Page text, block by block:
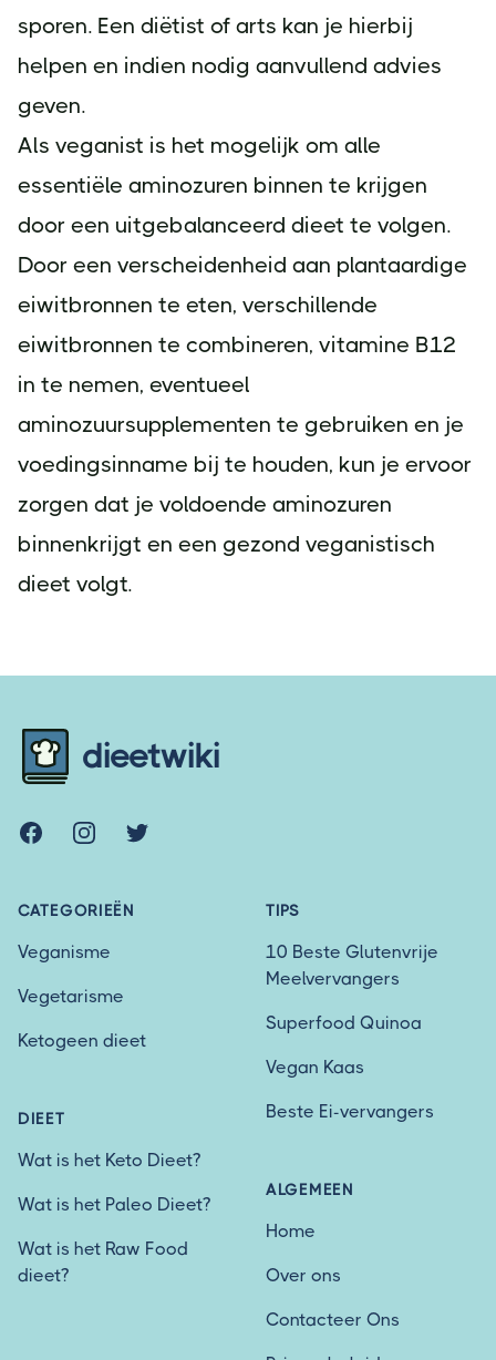
sporen. Een diëtist of arts kan je hierbij
helpen en indien nodig aanvullend advies
geven.
Als veganist is het mogelijk om alle
essentiële aminozuren binnen te krijgen
door een uitgebalanceerd dieet te volgen.
Door een verscheidenheid aan plantaardige
eiwitbronnen te eten, verschillende
eiwitbronnen te combineren, vitamine B12
in te nemen, eventueel
aminozuursupplementen te gebruiken en je
voedingsinname bij te houden, kun je ervoor
zorgen dat je voldoende aminozuren
binnenkrijgt en een gezond veganistisch
dieet volgt.
dieetwiki
FacebookInstagramTwitter
CATEGORIEËN
Veganisme
Vegetarisme
Ketogeen dieet
DIEET
Wat is het Keto Dieet?
Wat is het Paleo Dieet?
Wat is het Raw Food
dieet?
TIPS
10 Beste Glutenvrije
Meelvervangers
Superfood Quinoa
Vegan Kaas
Beste Ei-vervangers
ALGEMEEN
Home
Over ons
Contacteer Ons